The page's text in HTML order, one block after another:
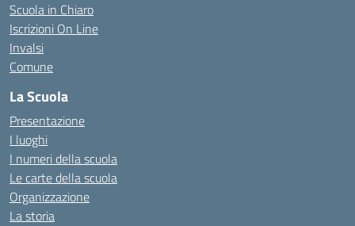
Scuola in Chiaro
Iscrizioni On Line
Invalsi
Comune
La Scuola
Presentazione
I luoghi
I numeri della scuola
Le carte della scuola
Organizzazione
La storia